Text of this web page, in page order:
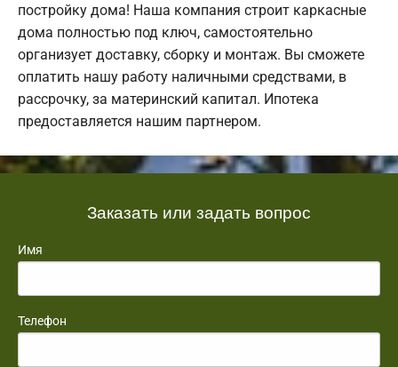
постройку дома! Наша компания строит каркасные
дома полностью под ключ, самостоятельно
организует доставку, сборку и монтаж. Вы сможете
оплатить нашу работу наличными средствами, в
рассрочку, за материнский капитал. Ипотека
предоставляется нашим партнером.
Заказать или задать вопрос
Имя
Телефон